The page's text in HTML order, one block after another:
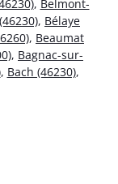
, Belmont-
, Bélaye
, Beaumat
, Bagnac-sur-
, Bach (46230),